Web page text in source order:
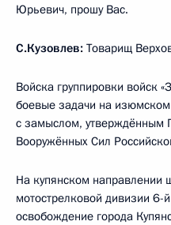
Юрьевич, прошу Вас.
С.Кузовлев: Товарищ
Войска группировки войск
боевые задачи на изюмском
с замыслом, утверждённым
Вооружённых Сил
На купянском направлении
мотострелковой дивизии
освобождение города